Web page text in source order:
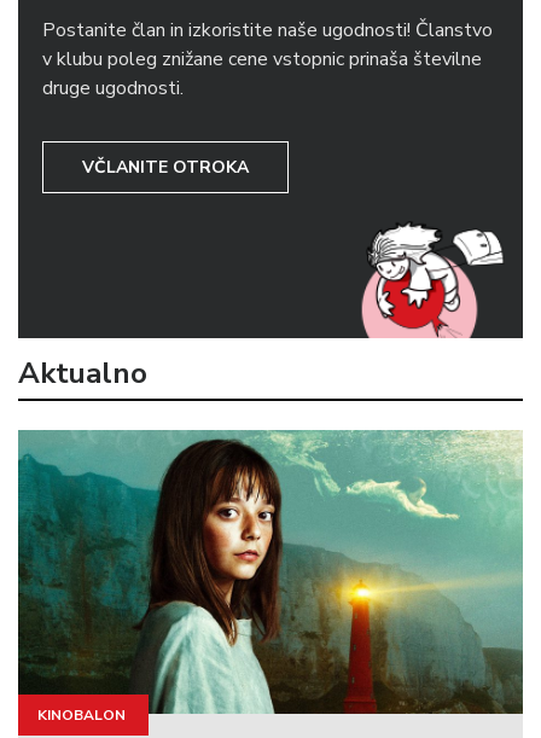
Postanite član in izkoristite naše ugodnosti! Članstvo
v klubu poleg znižane cene vstopnic prinaša številne
druge ugodnosti.
VČLANITE OTROKA
Aktualno
KINOIGRIŠČE
KINOBALON